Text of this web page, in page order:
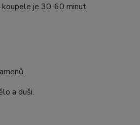
je 30-60 minut.
a duši.